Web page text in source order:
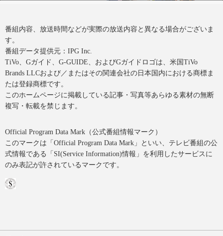
番組内容、放送時間などが実際の放送内容と異なる場合がございま
す。
番組データ提供元：IPG Inc.
TiVo、Gガイド、G-GUIDE、およびGガイドロゴは、米国TiVo
Brands LLCおよび／またはその関連会社の日本国内における商標ま
たは登録商標です。
このホームページに掲載している記事・写真等あらゆる素材の無断
複写・転載を禁じます。
Official Program Data Mark（公式番組情報マーク）
このマークは「Official Program Data Mark」といい、テレビ番組の公
式情報である「SI(Service Information)情報」を利用したサービスに
のみ表記が許されているマークです。